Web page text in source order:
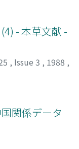
- 本草文献 -
, Issue 3 , 1988 ,
関係データ